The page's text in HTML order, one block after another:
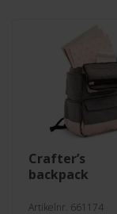
crafter’s
backpack
Artikelnr. 661174